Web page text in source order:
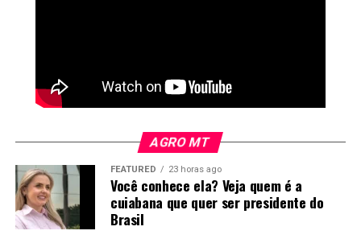
AGRO MT
FEATURED 23 horas ago
Você conhece ela? Veja quem é a
cuiabana que quer ser presidente do
Brasil